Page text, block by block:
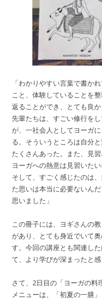
「わかりやすい言葉で書か
こと、体験していることを
返ることができ、とても良か
先輩たちは、すごい修行を
が、一社会人としてヨーガ
る。そういうところは自分
たくさんあった。また、見
ヨーガへの熱意は見習いたい
そして、すごく感じたのは
た思いは本当に必要ないん
思いました」
この冊子には、ヨギさんの
があり、とても身近でいて
す。今回の講座とも関連し
て、より学びが深まったと感
さて、2日目の「ヨーガの料
メニューは、「初夏の一膳